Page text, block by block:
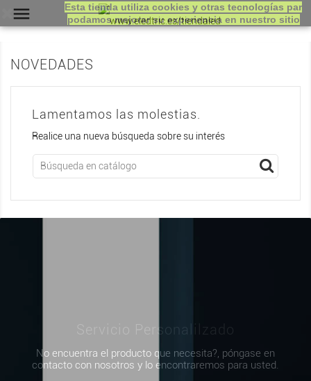

NOVEDADES
Lamentamos las molestias.
Realice una nueva búsqueda sobre su interés
Servicio Personalilzado
No encuentra el producto que necesita?, póngase en
contacto con nosotros y lo encontraremos para usted.
Esta tienda utiliza cookies y otras tecnologías par
podamos mejorar su experiencia en nuestro sitio